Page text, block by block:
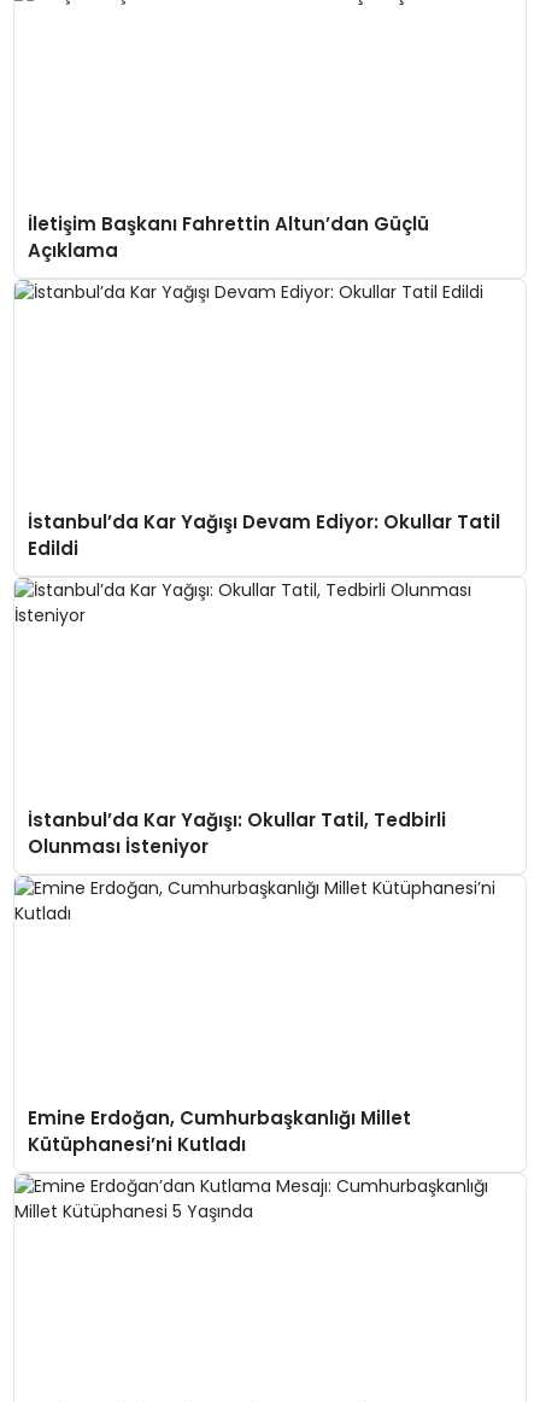
İletişim Başkanı Fahrettin Altun’dan Güçlü
Açıklama
İstanbul’da Kar Yağışı Devam Ediyor: Okullar Tatil
Edildi
İstanbul’da Kar Yağışı: Okullar Tatil, Tedbirli
Olunması İsteniyor
Emine Erdoğan, Cumhurbaşkanlığı Millet
Kütüphanesi’ni Kutladı